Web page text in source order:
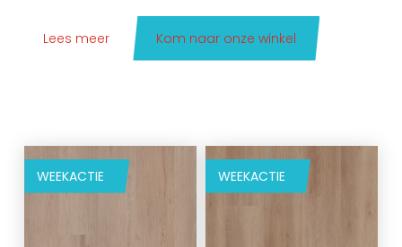
Lees meer Kom naar onze winkel
WEEKACTIE WEEKACTIE